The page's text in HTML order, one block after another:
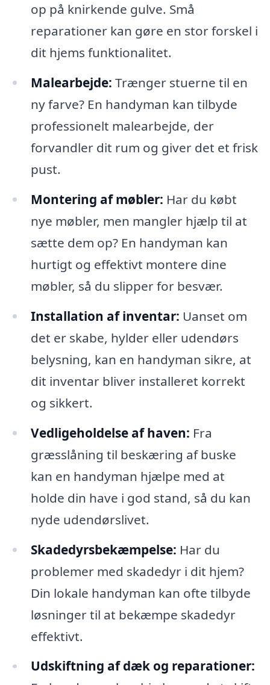
op på knirkende gulve. Små
reparationer kan gøre en stor forskel i
dit hjems funktionalitet.
Malearbejde: Trænger stuerne til en
ny farve? En handyman kan tilbyde
professionelt malearbejde, der
forvandler dit rum og giver det et frisk
pust.
Montering af møbler: Har du købt
nye møbler, men mangler hjælp til at
sætte dem op? En handyman kan
hurtigt og effektivt montere dine
møbler, så du slipper for besvær.
Installation af inventar: Uanset om
det er skabe, hylder eller udendørs
belysning, kan en handyman sikre, at
dit inventar bliver installeret korrekt
og sikkert.
Vedligeholdelse af haven: Fra
græsslåning til beskæring af buske
kan en handyman hjælpe med at
holde din have i god stand, så du kan
nyde udendørslivet.
Skadedyrsbekæmpelse: Har du
problemer med skadedyr i dit hjem?
Din lokale handyman kan ofte tilbyde
løsninger til at bekæmpe skadedyr
effektivt.
Udskiftning af dæk og reparationer: